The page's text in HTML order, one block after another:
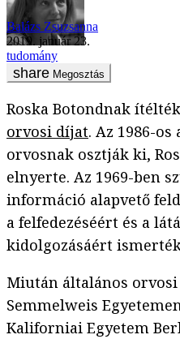
Balázs Zsuzsanna
2019. január 23.
tudomány
Megosztás
Roska Botondnak
orvosi díjat. Az 1986-
orvosnak osztják ki,
elnyerte. Az 1969-ben
információ alapvető
a felfedezéséért és a
kidolgozásáért
Miután általános
Semmelweis
Kaliforniai Egyetem